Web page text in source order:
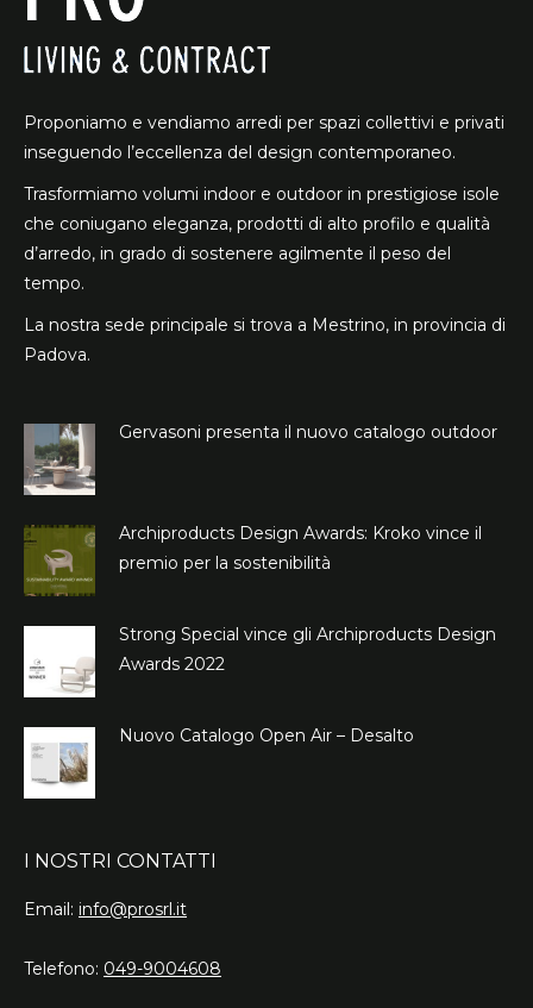
Proponiamo e vendiamo arredi per spazi collettivi e privati
inseguendo l’eccellenza del design contemporaneo.
Trasformiamo volumi indoor e outdoor in prestigiose isole
che coniugano eleganza, prodotti di alto profilo e qualità
d’arredo, in grado di sostenere agilmente il peso del
tempo.
La nostra sede principale si trova a Mestrino, in provincia di
Padova.
Gervasoni presenta il nuovo catalogo outdoor
Archiproducts Design Awards: Kroko vince il
premio per la sostenibilità
Strong Special vince gli Archiproducts Design
Awards 2022
Nuovo Catalogo Open Air – Desalto
I NOSTRI CONTATTI
Email: info@prosrl.it
Telefono: 049-9004608